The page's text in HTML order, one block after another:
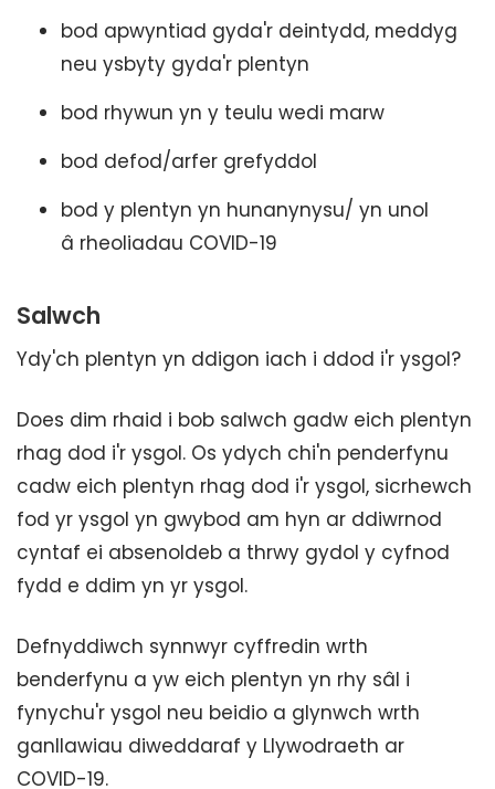
bod apwyntiad gyda'r deintydd, meddyg
neu ysbyty gyda'r plentyn
bod rhywun yn y teulu wedi marw
bod defod/arfer grefyddol
bod y plentyn yn hunanynysu/ yn unol
â rheoliadau COVID-19
Salwch
Ydy'ch plentyn yn ddigon iach i ddod i'r ysgol?
Does dim rhaid i bob salwch gadw eich plentyn
rhag dod i'r ysgol. Os ydych chi'n penderfynu
cadw eich plentyn rhag dod i'r ysgol, sicrhewch
fod yr ysgol yn gwybod am hyn ar ddiwrnod
cyntaf ei absenoldeb a thrwy gydol y cyfnod
fydd e ddim yn yr ysgol.
Defnyddiwch synnwyr cyffredin wrth
benderfynu a yw eich plentyn yn rhy sâl i
fynychu'r ysgol neu beidio a glynwch wrth
ganllawiau diweddaraf y Llywodraeth ar
COVID-19.